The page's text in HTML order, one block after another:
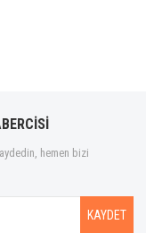
hemen bizi
KAYDET